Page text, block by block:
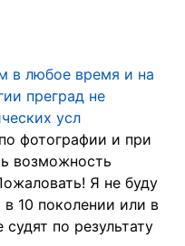
в любое время и на
преград не
усл
фотографии и при
возможность
Я не буду
в 10 поколении или в
по результату